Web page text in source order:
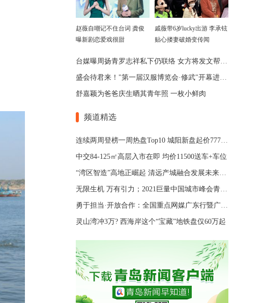
赵薇自嘲记不住台词 龚俊
曝新剧恋爱戏很甜
戚薇带6岁lucky出游 李承铉
贴心搂妻破婚变传闻
台媒曝周扬青罗志祥私下仍联络 女方将发文帮洗白
盛会待君来！"第一届汉服博览会·修武"开幕进入倒计时
舒嘉颖为爸爸庆生晒其青年照 一枚小鲜肉
频道精选
连续两周登榜一周热盘Top10 城阳新盘起价7777/㎡
中交84-125㎡高层入市在即 均价11500送车+车位
“湾区智造”高地正崛起 清远产城融合发展未来可期
无限生机 万有引力；2021巨量中国城市峰会青岛站，带你发现更多可能
勇于担当·开放合作：全国重点网媒广东行暨广东高质量发展深调研活动在广州启动
灵山湾冲3万? 西海岸这个“宝藏”地铁盘仅60万起